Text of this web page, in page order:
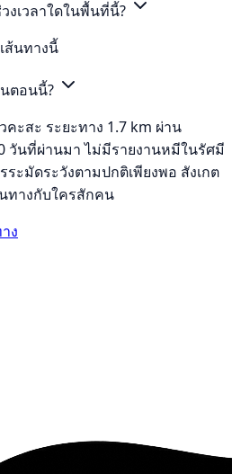
เวลาใดในพื้นที่นี้?
ส้นทางนี้
ตอนนี้?
คะสะ ระยะทาง 1.7 km ผ่าน
วันที่ผ่านมา ไม่มีรายงานหมีในรัศมี
ระมัดระวังตามปกติเพียงพอ สังเกต
ทางกับใครสักคน
ง